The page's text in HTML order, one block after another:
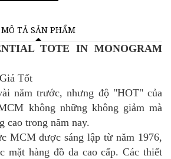
MÔ TẢ SẢN PHẨM
TOTE IN MONOGRAM
Tốt
năm trước, nhưng độ "HOT" của
không những không giảm mà
cao trong năm nay.
MCM được sáng lập từ năm 1976,
mặt hàng đồ da cao cấp. Các thiết